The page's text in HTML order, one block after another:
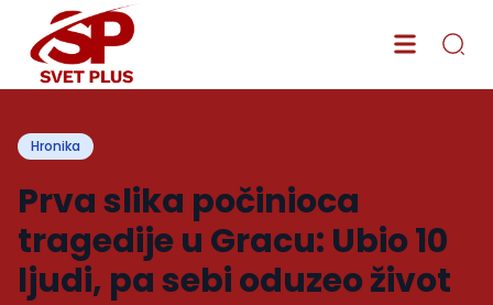
Hronika
Prva slika počinioca
tragedije u Gracu: Ubio 10
ljudi, pa sebi oduzeo život